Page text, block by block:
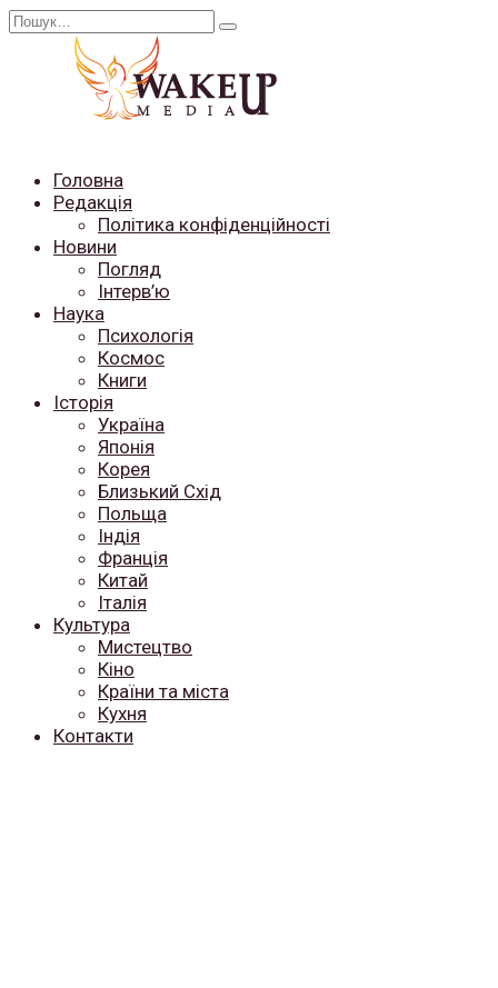
Перейти
Search
Головна
Редакція
Політика конфіденційності
Новини
Погляд
Інтерв’ю
Наука
Психологія
Космос
Книги
Історія
Україна
Японія
Корея
Близький Схід
Польща
Індія
Франція
Китай
Італія
Культура
Мистецтво
Кіно
Країни та міста
Кухня
Контакти